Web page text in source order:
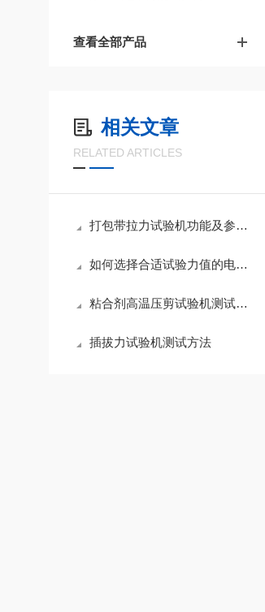
查看全部产品
相关文章
RELATED ARTICLES
打包带拉力试验机功能及参数介绍
如何选择合适试验力值的电子拉力试验机
粘合剂高温压剪试验机测试方法
插拔力试验机测试方法